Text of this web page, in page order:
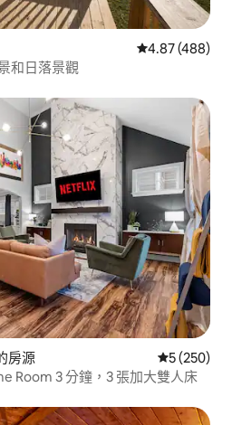
從 488 則評價
4.87 (488)
和日落景觀
房源 從 250 則評
5 (250)
Room 3 分鐘，3 張加大雙人床